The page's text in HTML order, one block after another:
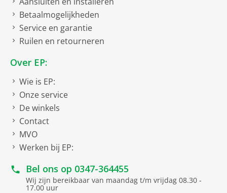
Betaalmogelijkheden
Service en garantie
Ruilen en retourneren
Over EP:
Wie is EP:
Onze service
De winkels
Contact
MVO
Werken bij EP:
Bel ons op 0347-364455
Wij zijn bereikbaar van maandag t/m vrijdag 08.30 -
17.00 uur